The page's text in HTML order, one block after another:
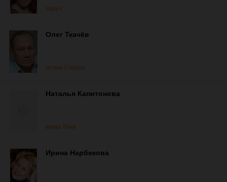
завуч
Олег Ткачёв
отчим Сергея
Наталья Капитонова
мама Тани
Ирина Нарбекова